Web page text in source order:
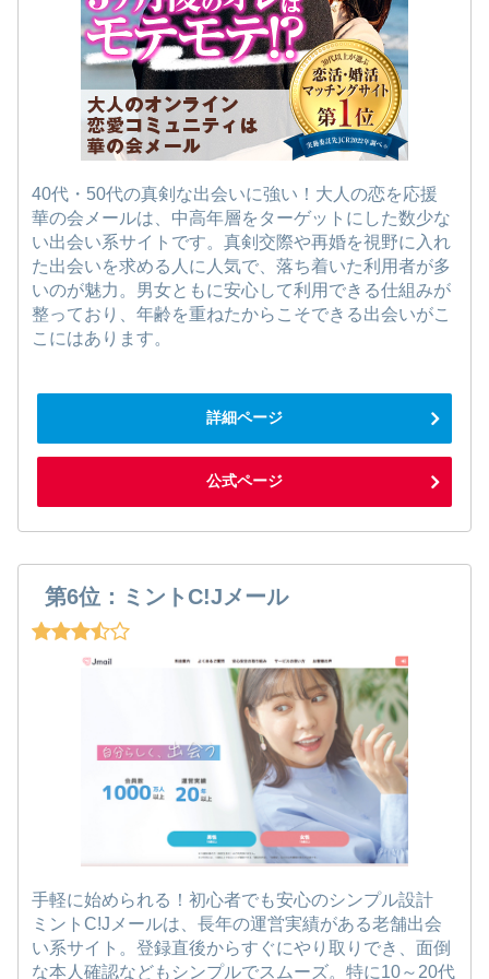
40代・50代の真剣な出会いに強い！大人の恋を応援
華の会メールは、中高年層をターゲットにした数少な
い出会い系サイトです。真剣交際や再婚を視野に入れ
た出会いを求める人に人気で、落ち着いた利用者が多
いのが魅力。男女ともに安心して利用できる仕組みが
整っており、年齢を重ねたからこそできる出会いがこ
こにはあります。
詳細ページ
公式ページ
第6位：ミントC!Jメール
手軽に始められる！初心者でも安心のシンプル設計
ミントC!Jメールは、長年の運営実績がある老舗出会
い系サイト。登録直後からすぐにやり取りでき、面倒
な本人確認などもシンプルでスムーズ。特に10～20代